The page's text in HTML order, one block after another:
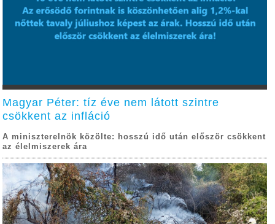
Magyar Péter: tíz éve nem látott szintre
csökkent az infláció
A miniszterelnök közölte: hosszú idő után először csökkent
az élelmiszerek ára